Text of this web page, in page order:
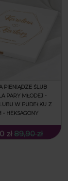
PIENIĄDZE ŚLUB
PARY MŁODEJ -
W PUDEŁKU Z
- HEKSAGONY
zł 89,90 zł